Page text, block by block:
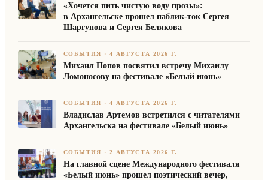
«Хочется пить чистую воду прозы»:
в Архангельске прошел паблик-ток Сергея
Шаргунова и Сергея Белякова
СОБЫТИЯ ·4 АВГУСТА 2026 Г.
Михаил Попов посвятил встречу Михаилу
Ломоносову на фестивале «Белый июнь»
СОБЫТИЯ ·4 АВГУСТА 2026 Г.
Владислав Артемов встретился с читателями
Архангельска на фестивале «Белый июнь»
СОБЫТИЯ ·2 АВГУСТА 2026 Г.
На главной сцене Международного фестиваля
«Белый июнь» прошел поэтический вечер,